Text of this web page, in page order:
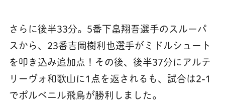
さらに後半33分。5番下畠翔吾選手のスルーパ
スから、23番吉岡樹利也選手がミドルシュート
を叩き込み追加点！その後、後半37分にアルテ
リーヴォ和歌山に1点を返されるも、試合は2-1
でポルベニル飛鳥が勝利しました。